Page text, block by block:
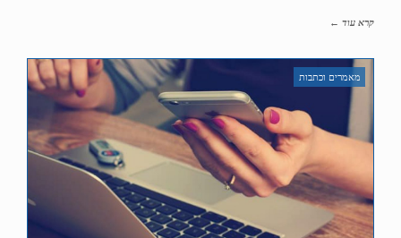
קרא עוד ←
מאמרים וכתבות